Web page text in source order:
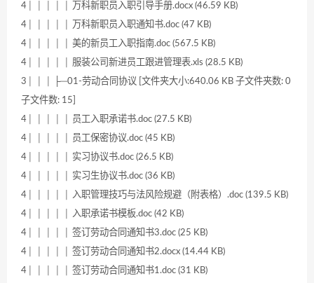
4│ │ │ │ │ 万科新职员入职引导手册.docx (46.59 KB)
4│ │ │ │ │ 万科新职员入职通知书.doc (47 KB)
4│ │ │ │ │ 美的新员工入职指南.doc (567.5 KB)
4│ │ │ │ │ 服装公司新进员工跟进管理表.xls (28.5 KB)
3│ │ │ ├─01-劳动合同协议 [文件夹大小:640.06 KB 子文件夹数: 0
子文件数: 15]
4│ │ │ │ │ 员工入职承诺书.doc (27.5 KB)
4│ │ │ │ │ 员工保密协议.doc (45 KB)
4│ │ │ │ │ 实习协议书.doc (26.5 KB)
4│ │ │ │ │ 实习生协议书.doc (36 KB)
4│ │ │ │ │ 入职管理技巧与法风险规避（附表格）.doc (139.5 KB)
4│ │ │ │ │ 入职承诺书模板.doc (42 KB)
4│ │ │ │ │ 签订劳动合同通知书3.doc (25 KB)
4│ │ │ │ │ 签订劳动合同通知书2.docx (14.44 KB)
4│ │ │ │ │ 签订劳动合同通知书1.doc (31 KB)